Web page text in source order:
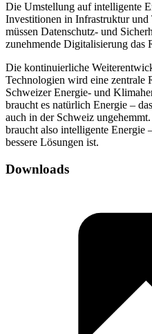
Die Umstellung auf intelligente
Investitionen in Infrastruktur
müssen Datenschutz- und
zunehmende Digitalisierung
Die kontinuierliche
Technologien wird eine zentrale
Schweizer Energie- und
braucht es natürlich Energie –
auch in der Schweiz
braucht also intelligente Energie
bessere Lösungen ist.
Downloads